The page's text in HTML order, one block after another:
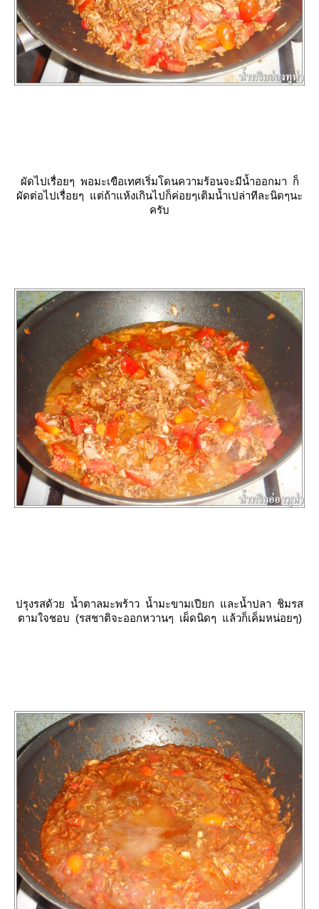
ผัดไปเรื่อยๆ พอมะเขือเทศเริ่มโดนความร้อนจะมีน้ำออกมา ก็
ผัดต่อไปเรื่อยๆ แต่ถ้าแห้งเกินไปก็ค่อยๆเติมน้ำเปล่าทีละนิดๆนะ
ครับ
ปรุงรสด้วย น้ำตาลมะพร้าว น้ำมะขามเปียก และน้ำปลา ชิมรส
ตามใจชอบ (รสชาติจะออกหวานๆ เผ็ดนิดๆ แล้วก็เค็มหน่อยๆ)